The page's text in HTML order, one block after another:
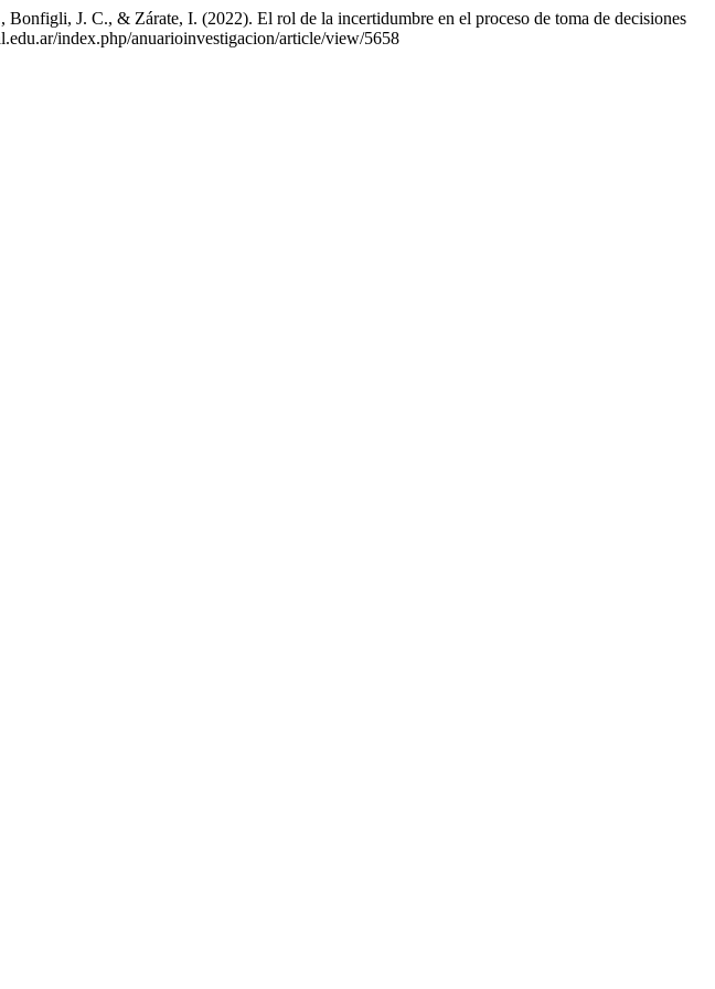
J. C., & Zárate, I. (2022). El rol de la incertidumbre en el proceso de toma de decisiones
index.php/anuarioinvestigacion/article/view/5658